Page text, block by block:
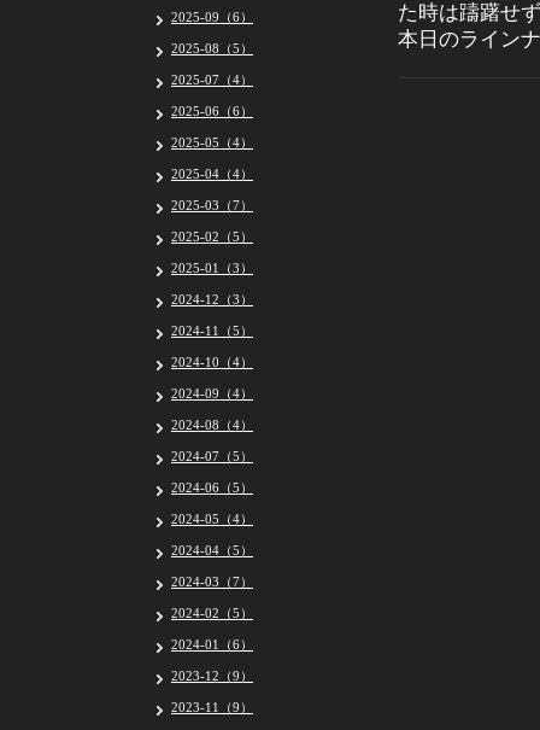
た時は躊躇せ
本日のライン
2025-09（6）
2025-08（5）
2025-07（4）
2025-06（6）
2025-05（4）
2025-04（4）
2025-03（7）
2025-02（5）
2025-01（3）
2024-12（3）
2024-11（5）
2024-10（4）
2024-09（4）
2024-08（4）
2024-07（5）
2024-06（5）
2024-05（4）
2024-04（5）
2024-03（7）
2024-02（5）
2024-01（6）
2023-12（9）
2023-11（9）